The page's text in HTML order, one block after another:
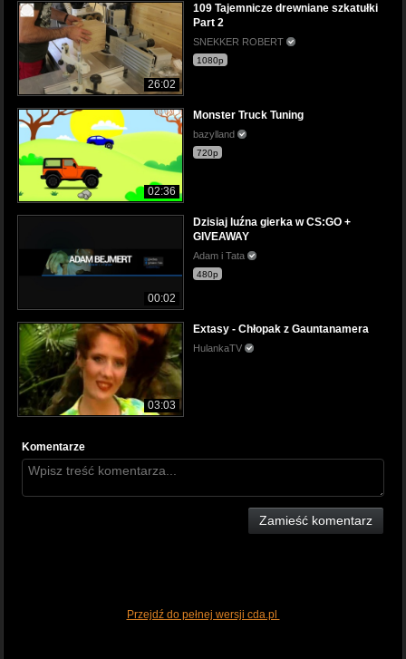
26:02
109 Tajemnicze drewniane szkatułki
Part 2
SNEKKER ROBERT
1080p
02:36
Monster Truck Tuning
bazylland
720p
00:02
Dzisiaj luźna gierka w CS:GO +
GIVEAWAY
Adam i Tata
480p
03:03
Extasy - Chłopak z Gauntanamera
HulankaTV
Komentarze
Zamieść komentarz
Przejdź do pełnej wersji cda.pl